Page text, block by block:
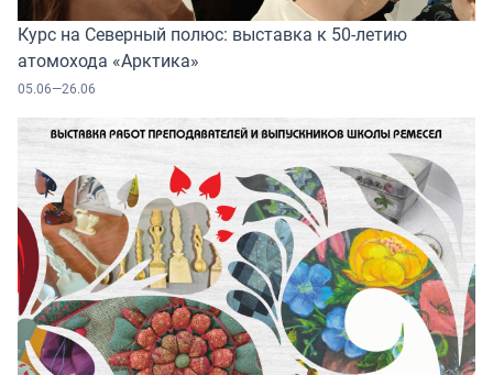
Курс на Северный полюс: выставка к 50-летию
атомохода «Арктика»
05.06—26.06